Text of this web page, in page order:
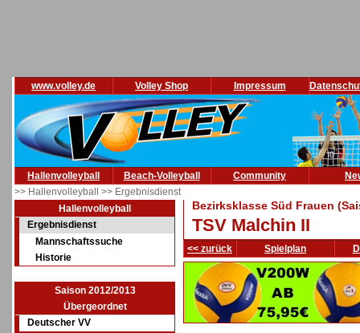
www.volley.de Volley Shop Impressum
Hallenvolleyball Beach-Volleyball Community
>> Hallenvolleyball >> Ergebnisdienst
Hallenvolleyball
Ergebnisdienst
Mannschaftssuche
Historie
Saison 2012/2013
Übergeordnet
Deutscher VV
Bezirksklasse Süd Frauen
TSV Malchin II
<< zurück Spielplan